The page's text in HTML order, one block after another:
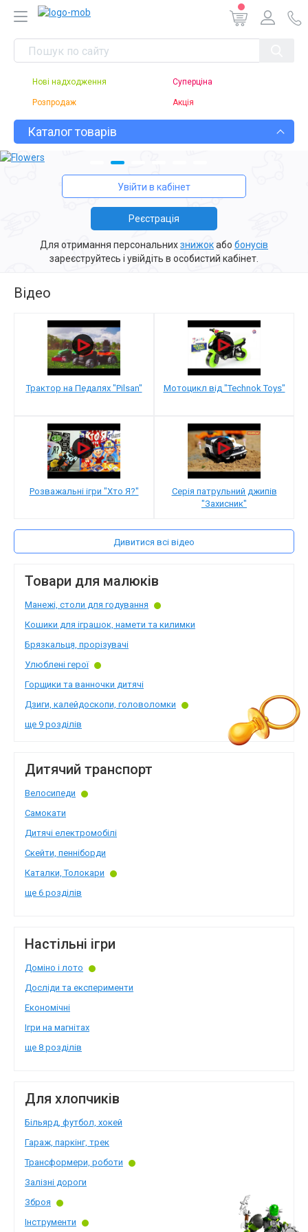
Нові надходження Суперціна
Розпродаж Акція
Каталог товарів
Увійти в кабінет
Реєстрація
Для отримання персональнихзнижокабо бонусів
зареєструйтесь і увійдіть в особистий кабінет.
Відео
Дивитися всі відео
Трактор на Педалях "Pilsan" Мотоцикл від "Technok Toys"
Розважальні ігри "Хто Я?"
Серія патрульний джипів
"Захисник"
Товари для малюків
Манежі, столи для годування
Кошики для іграшок, намети та килимки
Брязкальця, прорізувачі
Улюблені герої
Горщики та ванночки дитячі
Дзиги, калейдоскопи, головоломки
ще 9 розділів
Дитячий транспорт
Велосипеди
Самокати
Дитячі електромобілі
Скейти, пенніборди
Каталки, Толокари
ще 6 розділів
Настільні ігри
Доміно і лото
Досліди та експерименти
Економічні
Ігри на магнітах
ще 8 розділів
Для хлопчиків
Більярд, футбол, хокей
Гараж, паркінг, трек
Трансформери, роботи
Залізні дороги
Зброя
Інструменти